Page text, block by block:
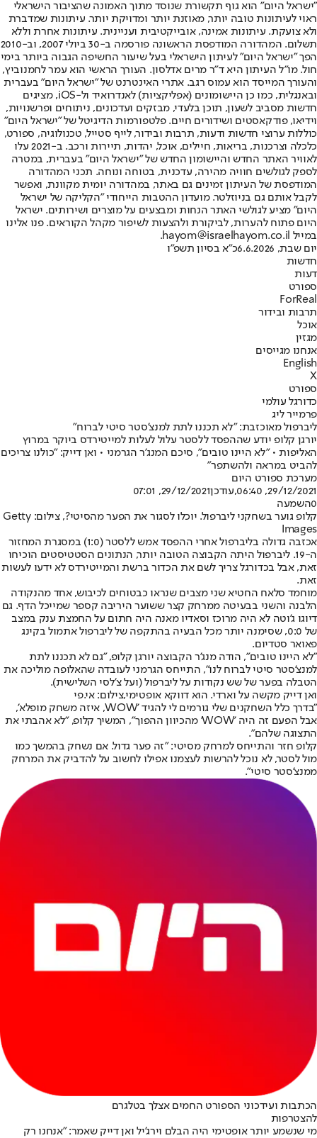
"ישראל היום" הוא גוף תקשורת שנוסד מתוך האמונה שהציבור הישראלי
ראוי לעיתונות טובה יותר, מאוזנת יותר ומדויקת יותר. עיתונות שמדברת
ולא צועקת. עיתונות אמינה, אובייקטיבית ועניינית. עיתונות אחרת וללא
תשלום. המהדורה המודפסת הראשונה פורסמה ב-30 ביולי 2007, וב-2010
הפך "ישראל היום" לעיתון הישראלי בעל שיעור החשיפה הגבוה ביותר בימי
חול. מו"ל העיתון היא ד"ר מרים אדלסון. העורך הראשי הוא עמר לחמנוביץ,
והעורך המייסד הוא עמוס רגב. אתרי האינטרנט של "ישראל היום" בעברית
ובאנגלית, כמו כן היישומונים (אפליקציות) לאנדרואיד ול-iOS, מציגים
חדשות מסביב לשעון, תוכן בלעדי, מבזקים ועדכונים, ניתוחים ופרשנויות,
וידיאו, פודקאסטים ושידורים חיים. פלטפורמות הדיגיטל של "ישראל היום"
כוללות ערוצי חדשות ודעות, תרבות ובידור, לייף סטייל, טכנולוגיה, ספורט,
כלכלה וצרכנות, בריאות, חיילים, אוכל, יהדות, תיירות ורכב. ב-2021 עלו
לאוויר האתר החדש והיישומון החדש של "ישראל היום" בעברית, במטרה
לספק לגולשים חוויה מהירה, עדכנית, בטוחה ונוחה. תכני המהדורה
המודפסת של העיתון זמינים גם באתר, במהדורה יומית מקוונת, ואפשר
לקבל אותם גם בניוזלטר. מועדון ההטבות הייחודי "הקליקה של ישראל
היום" מציע לגולשי האתר הנחות ומבצעים על מוצרים ושירותים. ישראל
היום פתוח להערות, לביקורת ולהצעות לשיפור מקהל הקוראים. פנו אלינו
במייל hayom@israelhayom.co.il.
יום שבת, 6.6.2026
כ"א בסיון תשפ"ו
חדשות
דעות
ספורט
ForReal
תרבות ובידור
אוכל
מגזין
אנחנו מגייסים
English
X
ספורט
כדורגל עולמי
פרמייר ליג
ליברפול מאוכזבת: "לא תכננו לתת למנצ'סטר סיטי לברוח"
יורגן קלופ יודע שההפסד ללסטר עלול לעלות למייטירדס ביוקר במרוץ
האליפות • "לא היינו טובים", סיכם המנג'ר הגרמני • ואן דייק: "כולנו צריכים
להביט במראה ולהשתפר"
מערכת ספורט היום
29/12/2021, 06:40
,עודכן29/12/2021, 07:01
0השמעה
קלופ גוער בשחקני ליברפול. יוכלו לסגור את הפער מהסיטי?, צילום: Getty
Images
אכזבה גדולה בליברפול אחרי ההפסד אמש ללסטר (1:0) במסגרת המחזור
ה-19. ליברפול היתה הקבוצה הטובה יותר, הנתונים הסטטיסטים הוכיחו
זאת, אבל בכדורגל צריך לשם את הכדור ברשת והמייטירדס לא ידעו לעשות
זאת.
מוחמד סלאח החטיא שני מצבים שנראו כבטוחים לכיבוש, אחד מהנקודה
הלבנה והשני בבעיטה ממרחק קצר ששוער היריבה קספר שמייכל הדף. גם
דיוגו ג'וטה לא היה מרוכז וסאדיו מאנה היה חתום על החמצת ענק במצב
של 0:0, שסימנה יותר מכל הבעיה בהתקפה של ליברפול אתמול בקינג
פאואר סטדיום.
"לא היינו טובים", הודה מנג'ר הקבוצה יורגן קלופ, "גם לא תכננו לתת
למנצ'סטר סיטי לברוח לנו", התייחס הגרמני לעובדה שהאלופה מוליכה את
הטבלה בפער של שש נקודות על ליברפול (ועל צ'לסי השלישית).
ואן דייק מקשה על וארדי. הוא דווקא אופטימי,צילום: אי.פי
"בדרך כלל השחקנים שלי גורמים לי להגיד 'WOW, איזה משחק מופלא',
אבל הפעם זה היה 'WOW' מהכיוון ההפוך", המשיך קלופ, "לא אהבתי את
התצוגה שלהם".
קלופ חזר והתייחס למרחק מסיטי: "זה פער גדול. אם נשחק בהמשך כמו
מול לסטר, לא נוכל להרשות לעצמנו אפילו לחשוב על להדביק את המרחק
ממנצ'סטר סיטי".
הכתבות ועידכוני הספורט החמים אצלך בטלגרם
להצטרפות
מי שנשמע יותר אופטימי היה הבלם וירג'יל ואן דייק שאמר: "אנחנו רק